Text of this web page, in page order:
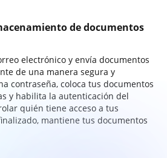
de documentos
electrónico y envía documentos
de una manera segura y
contraseña, coloca tus documentos
y habilita la autenticación del
quién tiene acceso a tus
mantiene tus documentos